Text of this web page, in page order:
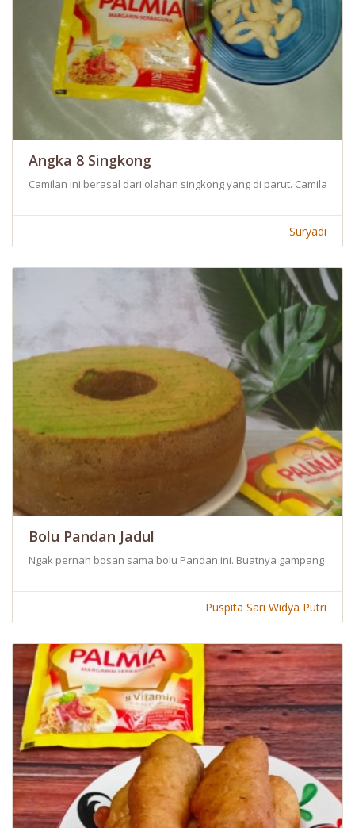
Angka 8 Singkong
Camilan ini berasal dari olahan singkong yang di parut. Camilan
Suryadi
Bolu Pandan Jadul
Ngak pernah bosan sama bolu Pandan ini. Buatnya gampang
Puspita Sari Widya Putri